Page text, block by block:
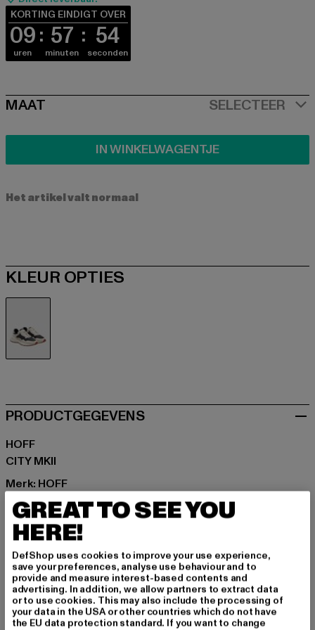
KORTING EINDIGT OVER
09
uren
57
minuten
53
seconden
SIZE
MAAT SELECTEER
IN WINKELWAGENTJE
Het artikel valt normaal
KLEUR OPTIES
PRODUCTGEGEVENS
HOFF
CITY MKII
Merk: HOFF
Kategori: Sneakers Low
Kleur: grau
Kleur fabrikant: grey
Materiaal bovenkant: ander materiaal, Leer
Voering: Textiel
Art.Nr: 224350-00111
Fabrikant: THE HOFF BRAND S.L |
GREAT TO SEE YOU
HERE!
DefShop uses cookies to improve your use experience,
save your preferences, analyse use behaviour and to
provide and measure interest-based contents and
advertising. In addition, we allow partners to extract data
or to use cookies. This may also include the processing of
your data in the USA or other countries which do not have
the EU data protection standard. If you want to change